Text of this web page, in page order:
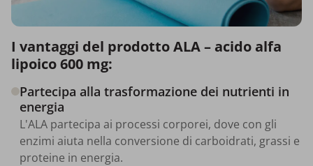
I vantaggi del prodotto ALA – acido alfa
lipoico 600 mg:
Partecipa alla trasformazione dei nutrienti in
energia
L'ALA partecipa ai processi corporei, dove con gli
enzimi aiuta nella conversione di carboidrati, grassi e
proteine in energia.